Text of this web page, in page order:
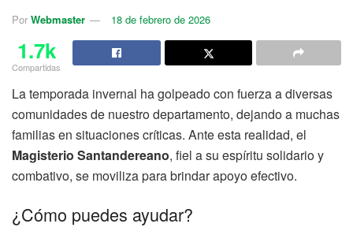
Por Webmaster 18 de febrero de 2026
1.7k
Compartidas
La temporada invernal ha golpeado con fuerza a diversas
comunidades de nuestro departamento, dejando a muchas
familias en situaciones críticas. Ante esta realidad, el
Magisterio Santandereano, fiel a su espíritu solidario y
combativo, se moviliza para brindar apoyo efectivo.
¿Cómo puedes ayudar?